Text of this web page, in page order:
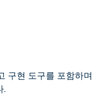
구현 도구를 포함하며
.